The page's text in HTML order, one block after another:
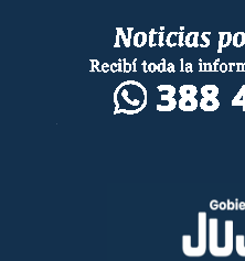
JUJUY RINDIÓ
PLAZA